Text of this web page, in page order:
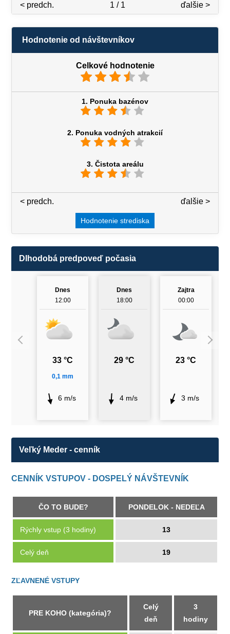
ďalšie >
< predch. 1 / 1
Hodnotenie od návštevníkov
Celkové hodnotenie
1. Ponuka bazénov
2. Ponuka vodných atrakcií
3. Čistota areálu
ďalšie >
< predch.
Hodnotenie strediska
Dlhodobá predpoveď počasia
Dnes
12:00
33 °C
0,1 mm
6 m/s
Dnes
18:00
29 °C
4 m/s
Zajtra
00:00
23 °C
3 m/s
Veľký Meder - cenník
CENNÍK VSTUPOV - DOSPELÝ NÁVŠTEVNÍK
ČO TO BUDE? PONDELOK - NEDEĽA
Rýchly vstup (3 hodiny) 13
Celý deň 19
ZĽAVNENÉ VSTUPY
PRE KOHO (kategória)?
Celý
deň
3
hodiny